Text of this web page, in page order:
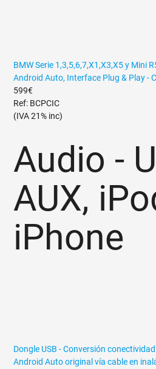
BMW Serie 1,3,5,6,7,X1,X3,X5 y Mini
Android Auto, Interface Plug & Play -
599€
Ref: BCPCIC
(IVA 21% inc)
Audio -
AUX,
iPhone
Dongle USB - Conversión
Android Auto original vía cable en